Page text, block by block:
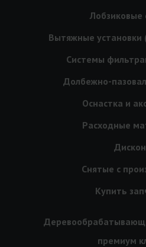
Лобзиковые
Вытяжные установки
Системы
Долбежно-
Оснастка и
Расходные
Снятые с
Купить
премиум